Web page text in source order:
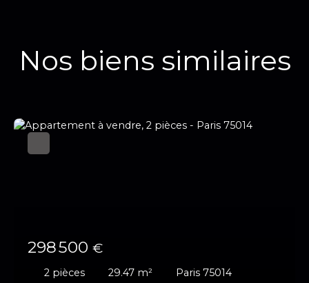
Nos biens similaires
298 500 €
2 pièces 29.47 m² Paris 75014